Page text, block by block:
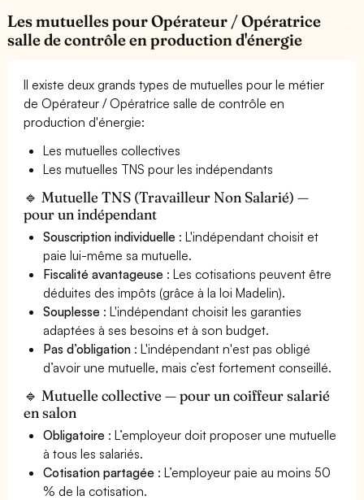
Les mutuelles pour Opérateur / Opératrice
salle de contrôle en production d'énergie
Il existe deux grands types de mutuelles pour le métier
de Opérateur / Opératrice salle de contrôle en
production d'énergie:
Les mutuelles collectives
Les mutuelles TNS pour les indépendants
🔹 Mutuelle TNS (Travailleur Non Salarié) —
pour un indépendant
Souscription individuelle : L'indépendant choisit et
paie lui-même sa mutuelle.
Fiscalité avantageuse : Les cotisations peuvent être
déduites des impôts (grâce à la loi Madelin).
Souplesse : L'indépendant choisit les garanties
adaptées à ses besoins et à son budget.
Pas d’obligation : L'indépendant n'est pas obligé
d’avoir une mutuelle, mais c’est fortement conseillé.
🔹 Mutuelle collective — pour un coiffeur salarié
en salon
Obligatoire : L’employeur doit proposer une mutuelle
à tous les salariés.
Cotisation partagée : L’employeur paie au moins 50
% de la cotisation.